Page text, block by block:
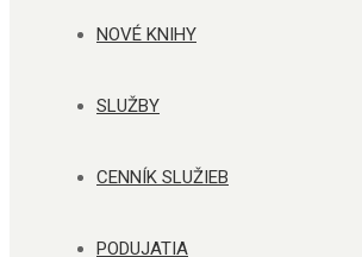
NOVÉ KNIHY
SLUŽBY
CENNÍK SLUŽIEB
PODUJATIA